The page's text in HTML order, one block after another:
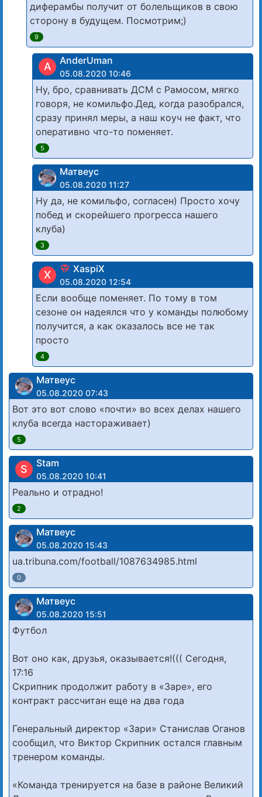
диферамбы получит от болельщиков в свою
сторону в будущем. Посмотрим;)
9
A AnderUman
05.08.2020 10:46
Ну, бро, сравнивать ДСМ с Рамосом, мягко
говоря, не комильфо.Дед, когда разобрался,
сразу принял меры, а наш коуч не факт, что
оперативно что-то поменяет.
5
Матвеус
05.08.2020 11:27
Ну да, не комильфо, согласен) Просто хочу
побед и скорейшего прогресса нашего
клуба)
3
X XaspiX
05.08.2020 12:54
Если вообще поменяет. По тому в том
сезоне он надеялся что у команды полюбому
получится, а как оказалось все не так
просто
4
Матвеус
05.08.2020 07:43
Вот это вот слово «почти» во всех делах нашего
клуба всегда настораживает)
5
S Stam
05.08.2020 10:41
Реально и отрадно!
2
Матвеус
05.08.2020 15:43
ua.tribuna.com/football/1087634985.html
0
Матвеус
05.08.2020 15:51
Футбол
Вот оно как, друзья, оказывается!((( Сегодня,
17:16
Скрипник продолжит работу в «Заре», его
контракт рассчитан еще на два года
Генеральный директор «Зари» Станислав Оганов
сообщил, что Виктор Скрипник остался главным
тренером команды.
«Команда тренируется на базе в районе Великий